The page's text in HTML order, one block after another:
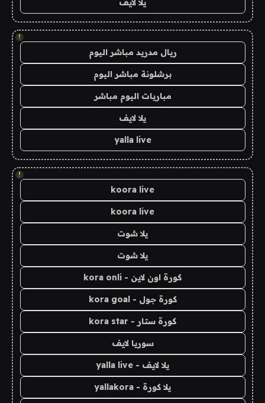
!
ريال مدريد مباشر اليوم
برشلونة مباشر اليوم
مباريات اليوم مباشر
يلا لايف
yalla live
!
koora live
koora live
يلا شوت
يلا شوت
كورة اون لاين - kora onli
كورة جول - kora goal
كورة ستار - kora star
سوريا لايف
يلا لايف - yalla live
يلا كورة - yallakora